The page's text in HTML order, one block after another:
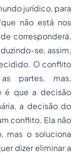
jurídico, para
não está nos
corresponderá,
se, assim,
O conflito
partes, mas,
é que a decisão
a decisão do
conflito. Ela não
mas o soluciona
dizer eliminar a